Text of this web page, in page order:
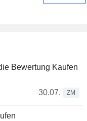
Bewertung Kaufen
30.07.
ZM